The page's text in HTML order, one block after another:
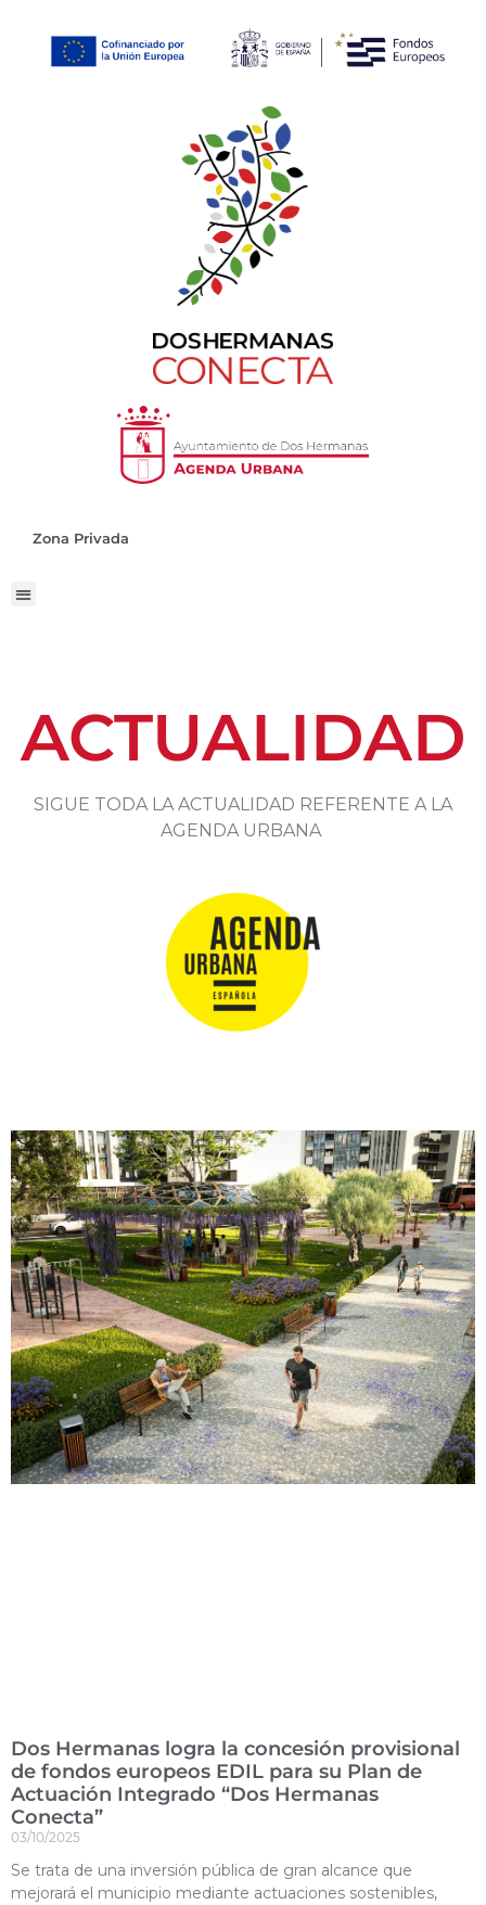
Zona Privada
ACTUALIDAD
SIGUE TODA LA ACTUALIDAD REFERENTE A LA
AGENDA URBANA
Dos Hermanas logra la concesión provisional
de fondos europeos EDIL para su Plan de
Actuación Integrado “Dos Hermanas
Conecta”
03/10/2025
Se trata de una inversión pública de gran alcance que
mejorará el municipio mediante actuaciones sostenibles,